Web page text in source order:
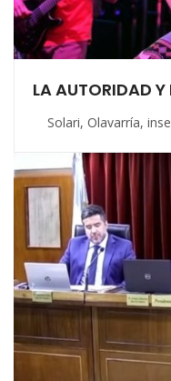
LA AUTORIDAD
Solari, Olavarría,